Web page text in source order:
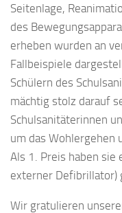
Seitenlage,
des
erheben wurden an
Fallbeispiele
Schülern des
mächtig stolz darauf
Schulsanitäterinnen
um das Wohlergehen
Als 1. Preis haben sie
externer Defibrillator)
Wir gratulieren